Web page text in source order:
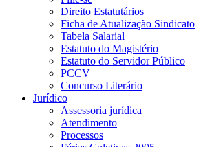
Direito Estatutários
Ficha de Atualização Sindicato
Tabela Salarial
Estatuto do Magistério
Estatuto do Servidor Público
PCCV
Concurso Literário
Jurídico
Assessoria jurídica
Atendimento
Processos